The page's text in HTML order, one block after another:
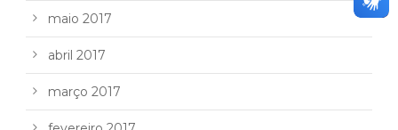
maio 2017
abril 2017
março 2017